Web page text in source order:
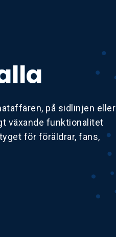
på sidlinjen eller
växande funktionalitet
för föräldrar, fans,